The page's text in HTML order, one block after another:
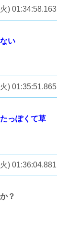
) 01:34:58.163
い
) 01:35:51.865
っぽくて草
) 01:36:04.881
？